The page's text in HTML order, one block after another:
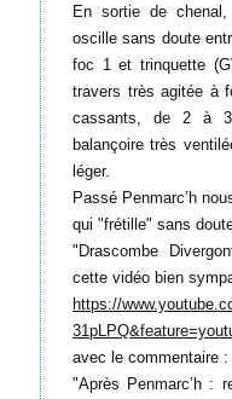
En sortie de
oscille sans doute
foc 1 et trinquette
travers très agitée à
cassants, de 2 à
balançoire très
léger.
Passé Penmarc’h
qui "frétille" sans
"Drascombe
cette vidéo bien
https://
avec le commentaire :
"Après Penmarc’h :